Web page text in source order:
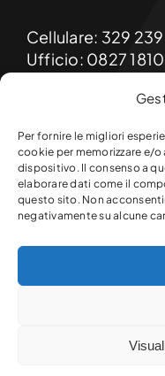
Per fornire le migliori
cookie per memorizzare e/
dispositivo. Il consenso a
elaborare dati come il
questo sito. Non
negativamente su alcune
Cellulare: 329
Ufficio: 0827
Email:
FormaInnova srls
Sede legale e
Via Raffaello, 9 –
© Copyright 2026
P.Iva
JA